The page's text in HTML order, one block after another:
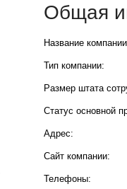
Общая
Название
Тип компании:
Размер штата
Статус основной
Адрес:
Сайт компании:
Телефоны: